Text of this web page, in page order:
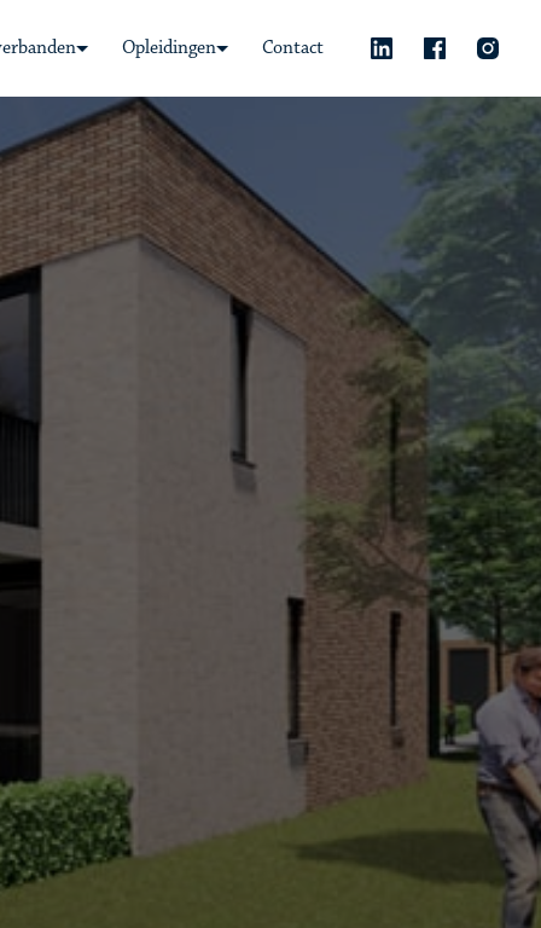
Opleidingen Contact